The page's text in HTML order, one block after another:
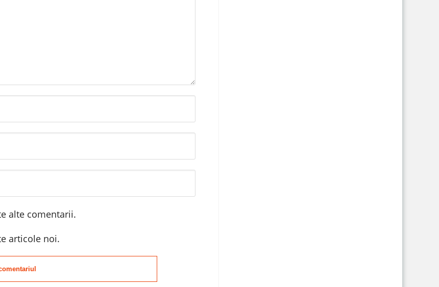
alte comentarii.
articole noi.